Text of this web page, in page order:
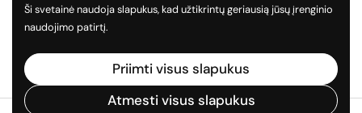
Sekite mus socialiniuose tinkluose
Facebook
Ši svetainė naudoja slapukus, kad užtikrintų geriausią jūsų įrenginio
naudojimo patirtį.
Priimti visus slapukus
Atmesti visus slapukus